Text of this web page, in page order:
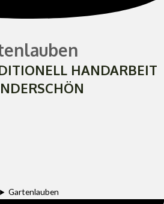
HANDARBEIT
Gartenlauben